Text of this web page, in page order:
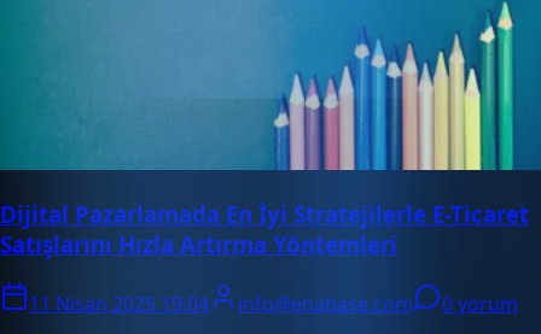
Dijital Pazarlamada En İyi Stratejilerle E-Ticaret
Satışlarını Hızla Artırma Yöntemleri
11 Nisan 2025 19:04 info@enabase.com
0 yorum